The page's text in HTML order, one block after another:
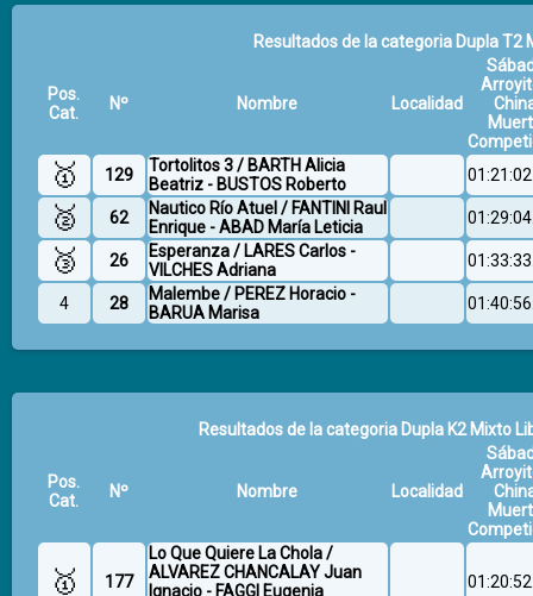
Resultados de la categoria Dupla
Pos.
Cat.
Nº Nombre Localidad
🥇 129
Tortolitos 3 / BARTH Alicia
Beatriz - BUSTOS Roberto
🥈 62
Nautico Río Atuel / FANTINI Raul
Enrique - ABAD María Leticia
🥉 26
Esperanza / LARES Carlos -
VILCHES Adriana
4 28
Malembe / PEREZ Horacio -
BARUA Marisa
Resultados de la categoria Dupla K2 Mixto
Pos.
Cat.
Nº Nombre Localidad
🥇 177
Lo Que Quiere La Chola /
ALVAREZ CHANCALAY Juan
Ignacio - FAGGI Eugenia